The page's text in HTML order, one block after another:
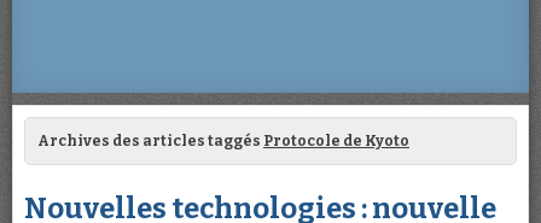
Archives des articles taggés Protocole de Kyoto
Nouvelles technologies : nouvelle